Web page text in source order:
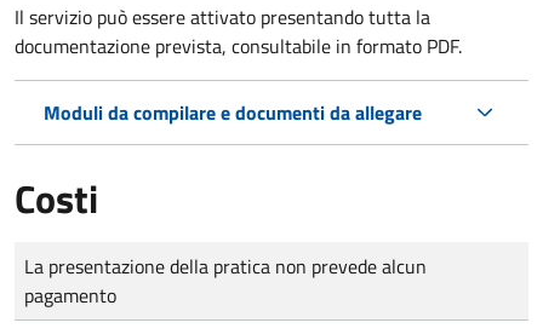
Il servizio può essere attivato presentando tutta la
documentazione prevista, consultabile in formato PDF.
Moduli da compilare e documenti da allegare
Costi
Tipo di pagamento
Importo
La presentazione della pratica non prevede alcun
pagamento